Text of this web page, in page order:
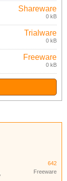
Shareware
0 kB
Trialware
0 kB
Freeware
0 kB
642
Freeware